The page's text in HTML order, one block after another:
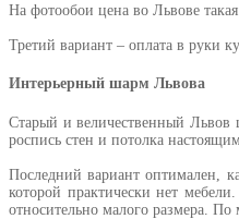
На фотообои цена во Львове
Третий вариант – оплата в руки
Интерьерный шарм Львова
Старый и величественный Львов
роспись стен и потолка
Последний вариант оптимален,
которой практически нет
относительно малого размера.